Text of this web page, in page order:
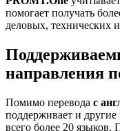
помогает получать
деловых, технических
направления
Помимо перевода с
поддерживает и
всего более 20